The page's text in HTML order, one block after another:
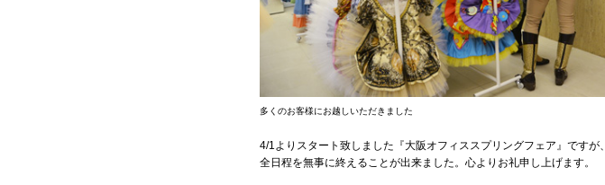
多くのお客様にお越しいただきました
4/1よりスタート致しました『大阪オフィススプリングフェア』ですが、
全日程を無事に終えることが出来ました。心よりお礼申し上げます。